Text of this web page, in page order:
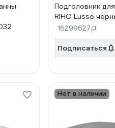
Подголовник
RIHO Lusso
16299627
Подписаться
Нет в наличии